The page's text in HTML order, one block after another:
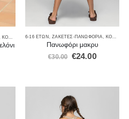
ΚΟΡΊΤΣΙ ΠΑΝΤΕΛΌΝΙΑ,ΠΡΟΣΦΟΡΈΣ,ΣΑΚΆΚΙΑ,ΣΕΤ
6-16 ΕΤΏΝ ,ΖΑΚΈΤΕΣ-ΠΑΝΩΦΌΡΙΑ, ΚΟΡΊΤΣΙ
Πανωφόρι μακρυ
€30.00 €24.00